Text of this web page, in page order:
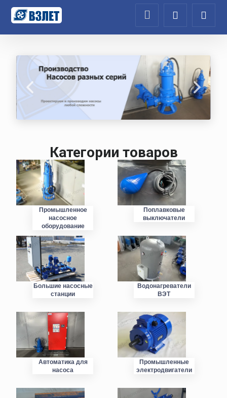
Категории товаров
Промышленное
насосное
оборудование
Поплавковые
выключатели
Большие насосные
станции
Водонагреватели
ВЭТ
Автоматика для
насоса
Промышленные
электродвигатели